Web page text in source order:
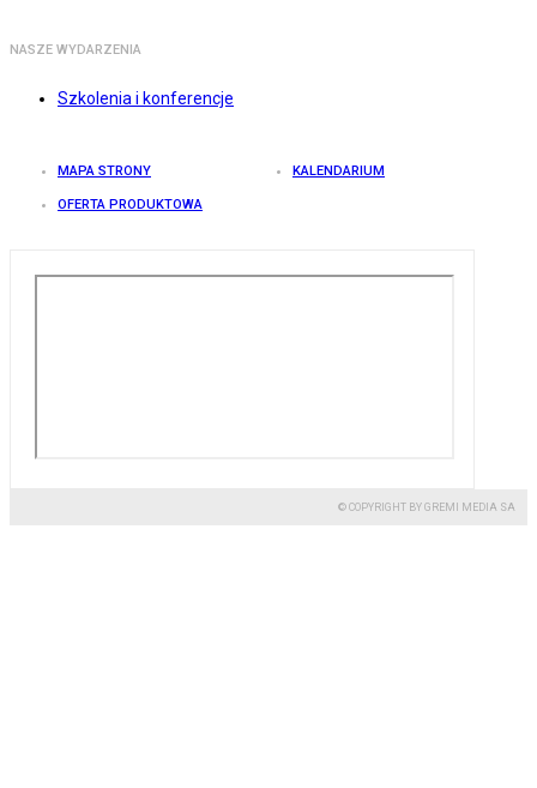
NASZE WYDARZENIA
Szkolenia i konferencje
MAPA STRONY KALENDARIUM
OFERTA PRODUKTOWA
© COPYRIGHT BY GREMI MEDIA SA